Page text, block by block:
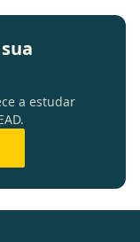
a estudar